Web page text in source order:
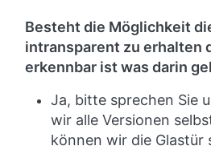
Besteht die Möglichkeit
intransparent zu erhalten
erkennbar ist was darin
Ja, bitte sprechen Sie
wir alle Versionen
können wir die Glastür